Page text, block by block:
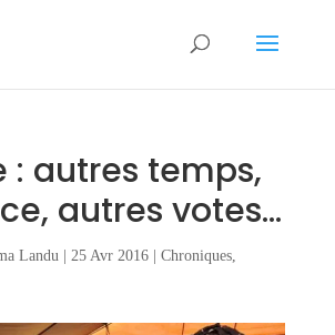
: autres temps,
autres votes…
Landu| 25 Avr 2016| Chroniques,